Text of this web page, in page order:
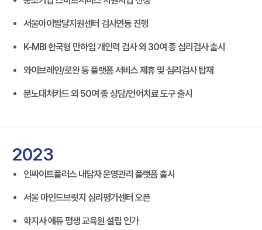
서울아이발달지원센터 검사연동 진행
K-MBI 한국형 만하임 개인력 검사 외 30여 종 심리검사 출시
와이브레인/로완 등 플랫폼 서비스 제휴 및 심리검사 탑재
분노대처카드 외 50여 종 상담/언어치료 도구 출시
2023
인싸이트플러스 내담자 운영관리 플랫폼 출시
서울 마인드브릿지 심리평가센터 오픈
학지사 에듀 평생 교육원 설립 인가